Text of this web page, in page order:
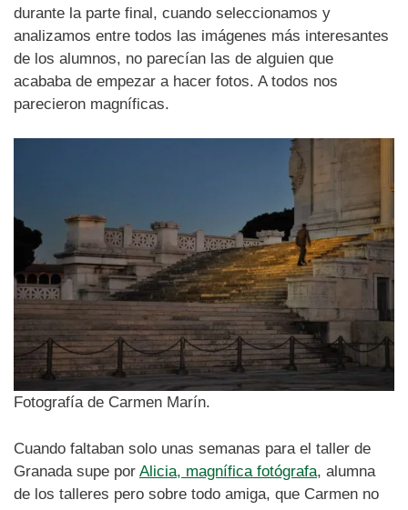
durante la parte final, cuando seleccionamos y
analizamos entre todos las imágenes más interesantes
de los alumnos, no parecían las de alguien que
acababa de empezar a hacer fotos. A todos nos
parecieron magníficas.
Fotografía de Carmen Marín.
Cuando faltaban solo unas semanas para el taller de
Granada supe por Alicia, magnífica fotógrafa, alumna
de los talleres pero sobre todo amiga, que Carmen no